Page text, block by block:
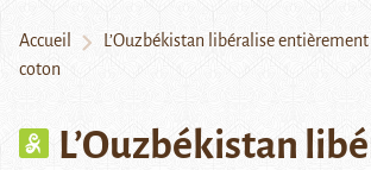
Accueil
L’Ouzbékistan libéralise
coton
L’Ouzbékistan